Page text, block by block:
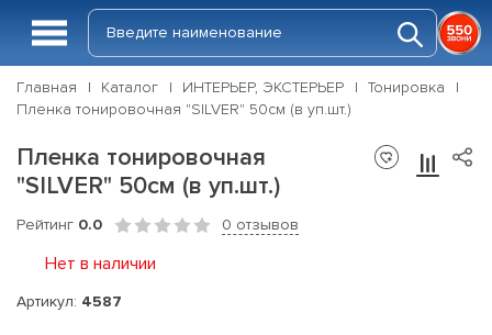
Главная Каталог ИНТЕРЬЕР, ЭКСТЕРЬЕР
Тонировка
Пленка тонировочная "SILVER" 50см (в уп.шт.)
Пленка тонировочная
"SILVER" 50см (в уп.шт.)
Рейтинг 0.0 0 отзывов
Нет в наличии
Артикул: 4587